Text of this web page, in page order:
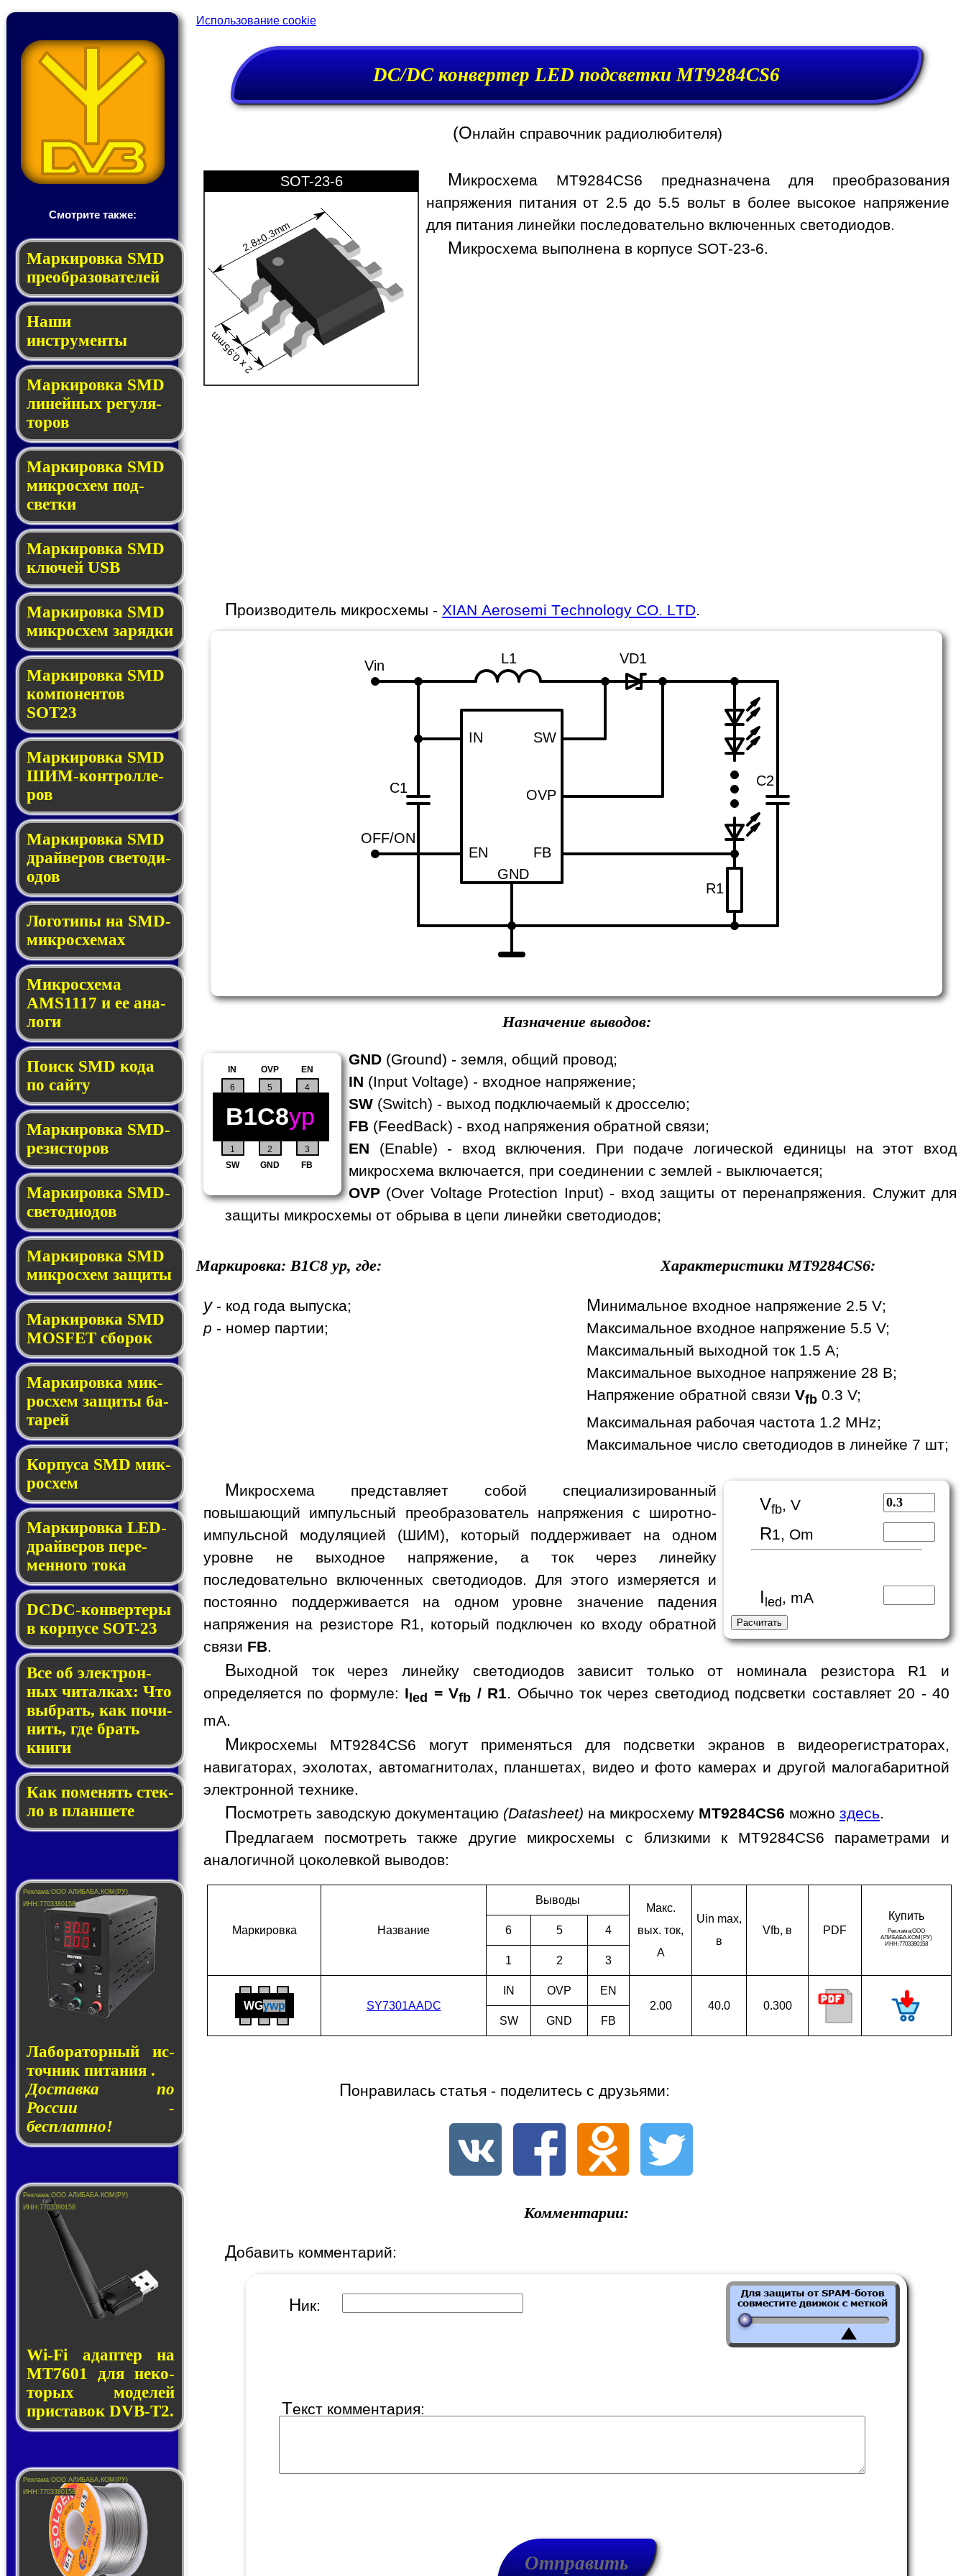
Смотрите также:
Мар­ки­ров­ка SMD
пре­об­ра­зо­ва­те­лей
Наши
инструменты
Маркировка SMD
ли­ней­ных ре­гу­ля­
то­ров
Маркировка SMD
мик­ро­схем под­
свет­ки
Маркировка SMD
клю­чей USB
Маркировка SMD
мик­рос­хем за­ряд­ки
Маркировка SMD
ком­по­нен­тов
SOT23
Маркировка SMD
ШИМ-кон­трол­ле­
ров
Маркировка SMD
драй­ве­ров све­то­ди­
о­дов
Логотипы на SMD-
мик­ро­схе­мах
Микросхема
AMS1117 и ее ана­
ло­ги
Поиск SMD ко­да
по сай­ту
Маркировка SMD-
ре­зис­то­ров
Маркировка SMD-
све­то­дио­дов
Мар­ки­ров­ка SMD
мик­рос­хем защиты
Мар­ки­ров­ка SMD
MOSFET сбо­рок
Мар­ки­ров­ка мик­
ро­схем за­щи­ты ба­
та­рей
Корпуса SMD мик­
ро­схем
Маркировка LED-
драй­ве­ров пе­ре­
мен­но­го то­ка
DCDC-кон­вер­те­ры
в кор­пу­се SOT-23
Все об элек­трон­
ных чи­тал­ках: Что
выб­рать, как по­чи­
нить, где брать
кни­ги
Как по­ме­нять стек­
ло в планшете
Лаборатор­ный ис­
точ­ник пи­та­ния .
Доставка по
России -
бесплатно!
Wi-Fi адап­тер на
MT7601 для не­ко­
то­рых мо­де­лей
прис­та­вок DVB-T2.
Использование cookie
DC/DC конвертер LED подсветки MT9284CS6
(Онлайн справочник радиолюбителя)
2.8±0.3mm
2 x 0.95mm
SOT-23-6 Микросхема MT9284CS6 предназначена для преобразования
напряжения питания от 2.5 до 5.5 вольт в более высокое напряжение
для питания линейки последовательно включенных светодиодов.
Микросхема выполнена в корпусе SOT-23-6.
Производитель микросхемы - XIAN Aerosemi Technology CO. LTD
Vin
C1
OFF/ON
L1 VD1
C2
IN
EN
GND
SW
FB
OVP
R1
Назначение выводов:
1 2 3
4
SW GND FB
EN
OVP
5
6
IN
B1C8yp
GND (Ground) - земля, общий провод;
IN (Input Voltage) - входное напряжение;
SW (Switch) - выход подключаемый к дросселю;
FB (FeedBack) - вход напряжения обратной связи;
EN (Enable) - вход включения. При подаче логической единицы на этот вход
микросхема включается, при соединении с землей - выключается;
OVP (Over Voltage Protection Input) - вход защиты от перенапряжения. Служит для
защиты микросхемы от обрыва в цепи линейки светодиодов;
Маркировка:B1C8 yp, где:
y- код года выпуска;
p - номер партии;
ХарактеристикиMT9284CS6:
Минимальное входное напряжение 2.5 V;
Максимальное входное напряжение 5.5 V;
Максимальный выходной ток 1.5 A;
Максимальное выходное напряжение 28 В;
Напряжение обратной связи Vfb 0.3 V;
Максимальная рабочая частота 1.2 MHz;
Максимальное число светодиодов в линейке 7 шт;
Vfb, V
R1, Om
Iled, mA
Микросхема представляет собой специализированный
повышающий импульсный преобразователь напряжения с широтно-
импульсной модуляцией (ШИМ), который поддерживает на одном
уровне не выходное напряжение, а ток через линейку
последовательно включенных светодиодов. Для этого измеряется и
постоянно поддерживается на одном уровне значение падения
напряжения на резисторе R1, который подключен ко входу обратной
связи FB.
Выходной ток через линейку светодиодов зависит только от номинала резистора R1 и
определяется по формуле: I led = Vfb / R1. Обычно ток через светодиод подсветки составляет 20 - 40
mA.
Микросхемы MT9284CS6 могут применяться для подсветки экранов в видеорегистраторах,
навигаторах, эхолотах, автомагнитолах, планшетах, видео и фото камерах и другой малогабаритной
электронной технике.
Посмотреть заводскую документацию (Datasheet) на микросхему MT9284CS6 можно здесь.
Предлагаем посмотреть также другие микросхемы с близкими к MT9284CS6 параметрами и
аналогичной цоколевкой выводов:
Мар­ки­ров­ка Наз­ва­ние
Выводы
Макс.
вых. ток,
A
Uin max,
в
Vfb, в PDF
Ку­пить
6
5 4
1 2 3
WGywp SY7301AADC
IN OVP
EN
2.00
40.0
0.300
SW
GND FB
Понравилась статья - поделитесь с друзьями:
Комментарии:
Добавить комментарий:
Ник:
Текст комментария: